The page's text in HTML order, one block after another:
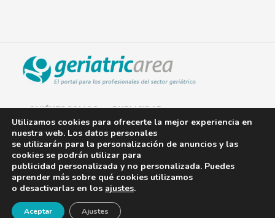
QUIÉNES SOMOS PUBLICIDAD
AVISO LEGAL
POLÍTICA DE COOKIES
POLÍTICA DE PRIVACIDAD
CONTACTO¡Newsletter!
Utilizamos cookies para ofrecerte la mejor experiencia en
nuestra web. Los datos personales
se utilizarán para la personalización de anuncios y las
cookies se podrán utilizar para
publicidad personalizada y no personalizada. Puedes
aprender más sobre qué cookies utilizamos
o desactivarlas en los ajustes.
Aceptar Ajustes